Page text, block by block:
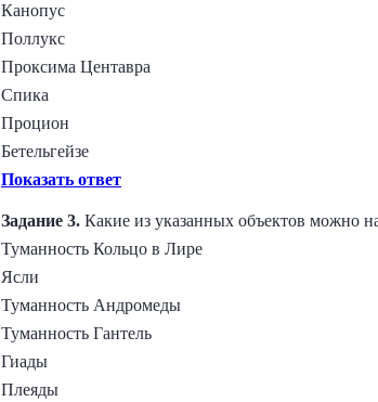
Канопус
Поллукс
Проксима Центавра
Спика
Процион
Бетельгейзе
Показать ответ
Задание 3. Какие из указанных объектов можно
Туманность Кольцо в Лире
Ясли
Туманность Андромеды
Туманность Гантель
Гиады
Плеяды